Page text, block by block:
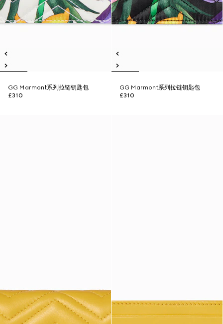
GG Marmont系列拉链钥匙包
£310
GG Marmont系列拉链钥匙包
£310